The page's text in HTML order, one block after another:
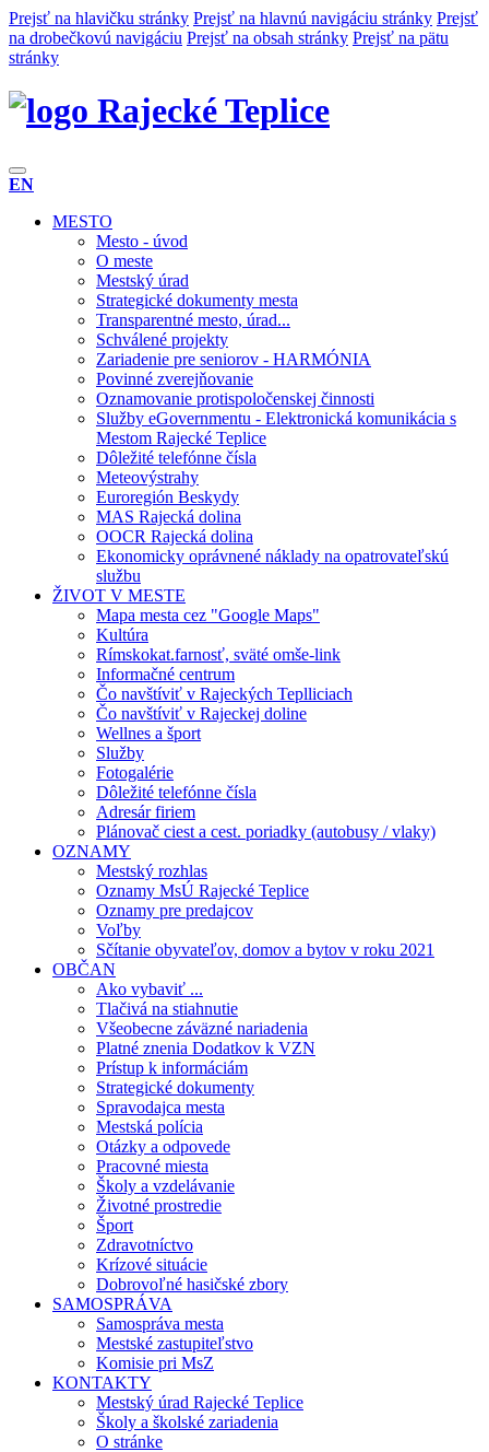
Prejsť na hlavičku stránky Prejsť na hlavnú navigáciu stránky Prejsť
na drobečkovú navigáciu Prejsť na obsah stránky Prejsť na pätu
stránky
Rajecké Teplice
EN
MESTO
Mesto - úvod
O meste
Mestský úrad
Strategické dokumenty mesta
Transparentné mesto, úrad...
Schválené projekty
Zariadenie pre seniorov - HARMÓNIA
Povinné zverejňovanie
Oznamovanie protispoločenskej činnosti
Služby eGovernmentu - Elektronická komunikácia s
Mestom Rajecké Teplice
Dôležité telefónne čísla
Meteovýstrahy
Euroregión Beskydy
MAS Rajecká dolina
OOCR Rajecká dolina
Ekonomicky oprávnené náklady na opatrovateľskú
službu
ŽIVOT V MESTE
Mapa mesta cez "Google Maps"
Kultúra
Rímskokat.farnosť, sväté omše-link
Informačné centrum
Čo navštíviť v Rajeckých Teplliciach
Čo navštíviť v Rajeckej doline
Wellnes a šport
Služby
Fotogalérie
Dôležité telefónne čísla
Adresár firiem
Plánovač ciest a cest. poriadky (autobusy / vlaky)
OZNAMY
Mestský rozhlas
Oznamy MsÚ Rajecké Teplice
Oznamy pre predajcov
Voľby
Sčítanie obyvateľov, domov a bytov v roku 2021
OBČAN
Ako vybaviť ...
Tlačivá na stiahnutie
Všeobecne záväzné nariadenia
Platné znenia Dodatkov k VZN
Prístup k informáciám
Strategické dokumenty
Spravodajca mesta
Mestská polícia
Otázky a odpovede
Pracovné miesta
Školy a vzdelávanie
Životné prostredie
Šport
Zdravotníctvo
Krízové situácie
Dobrovoľné hasičské zbory
SAMOSPRÁVA
Samospráva mesta
Mestské zastupiteľstvo
Komisie pri MsZ
KONTAKTY
Mestský úrad Rajecké Teplice
Školy a školské zariadenia
O stránke